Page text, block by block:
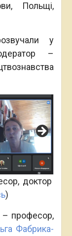
Польщі,
у
–
доктор
)
– професор,
Фабрика-